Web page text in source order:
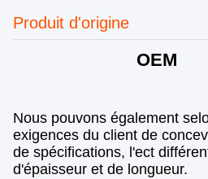
Produit d'origine
OEM
Nous pouvons également
exigences du client de
de spécifications, l'ect
d'épaisseur et de longueur.